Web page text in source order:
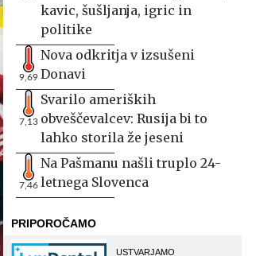
kavic, šušljanja, igric in
politike
9,69
Nova odkritja v izsušeni
Donavi
7,13
Svarilo ameriških
obveščevalcev: Rusija bi to
lahko storila že jeseni
7,46
Na Pašmanu našli truplo 24-
letnega Slovenca